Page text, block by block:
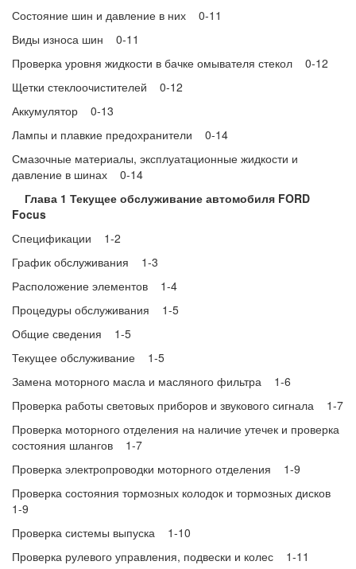
Состояние шин и давление в них 0-11
Виды износа шин 0-11
Проверка уровня жидкости в бачке омывателя стекол 0-12
Щетки стеклоочистителей 0-12
Аккумулятор 0-13
Лампы и плавкие предохранители 0-14
Смазочные материалы, эксплуатационные жидкости и
давление в шинах 0-14
Глава 1 Текущее обслуживание автомобиля FORD
Focus
Спецификации 1-2
График обслуживания 1-3
Расположение элементов 1-4
Процедуры обслуживания 1-5
Общие сведения 1-5
Текущее обслуживание 1-5
Замена моторного масла и масляного фильтра 1-6
Проверка работы световых приборов и звукового сигнала 1-7
Проверка моторного отделения на наличие утечек и проверка
состояния шлангов 1-7
Проверка электропроводки моторного отделения 1-9
Проверка состояния тормозных колодок и тормозных дисков
1-9
Проверка системы выпуска 1-10
Проверка рулевого управления, подвески и колес 1-11